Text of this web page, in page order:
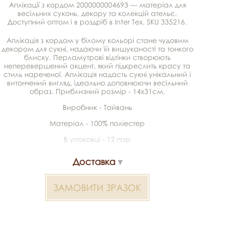
Аплікації з кордом 2000000004693 — матеріал для
весільних суконь, декору та колекцій ательє.
Доступний оптом і в роздріб в Inter Tex, SKU 335216.
Аплікація з кордом у білому кольорі стане чудовим
декором для сукні, надаючи їй вишуканості та тонкого
блиску. Перламутрові відтінки створюють
неперевершений акцент, який підкреслить красу та
стиль нареченої. Аплікація надасть сукні унікальний і
витончений вигляд, ідеально доповнюючи весільний
образ. Приблизний розмір - 14х31см.
Виробник - Тайвань
Матеріал - 100% поліестер
В упаковці - 12 пар
Доставка
ЗАМОВИТИ ЗРАЗОК